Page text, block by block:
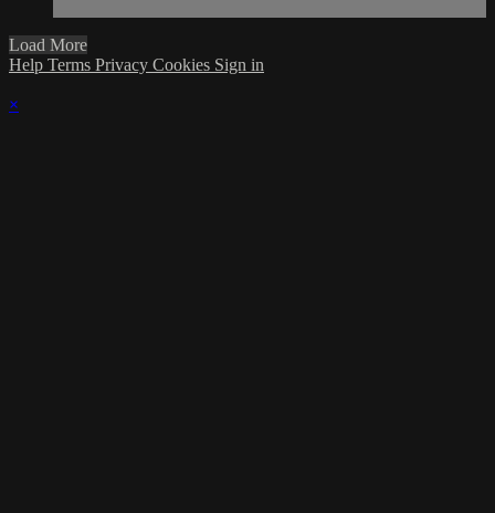
Load More
Help Terms Privacy Cookies Sign in
×